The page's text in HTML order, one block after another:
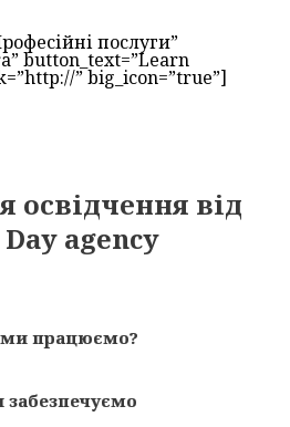
послуги”
button_text=”Learn
” big_icon=”true”]
освідчення від
agency
працюємо?